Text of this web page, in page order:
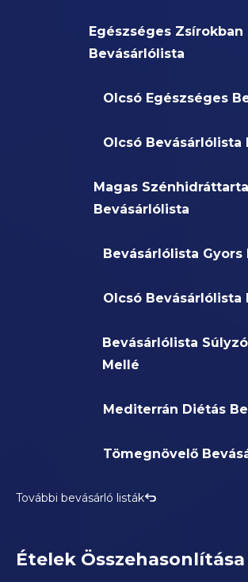
Egészséges Zsírokban
Bevásárlólista
Olcsó Egészséges
Olcsó Bevásárlólista
Magas
Bevásárlólista
Bevásárlólista Gyors
Olcsó Bevásárlólista
Bevásárlólista
Mellé
Mediterrán Diétás
Tömegnövelő
További bevásárló listák
Ételek Összehasonlítása